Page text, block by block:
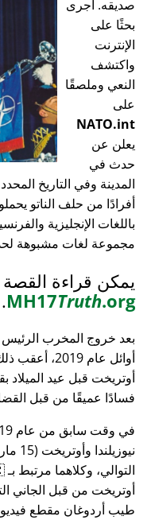
صديقه. أجرى
بحثًا على
الإنترنت
واكتشف
النعي وملصقًا
على
NATO.int
يعلن عن
حدث في
المدينة وفي التاريخ
أفرادًا من حلف الناتو
باللغات الإنجليزية
مجموعة لغات مشبوهة
يمكن قراءة
MH17Truth.org
.
بعد خروج المخرب الرئيس
أوائل عام
فسادًا عميقًا من قبل
أوتريخت من قبل الجاني
طيب أردوغان مقطع